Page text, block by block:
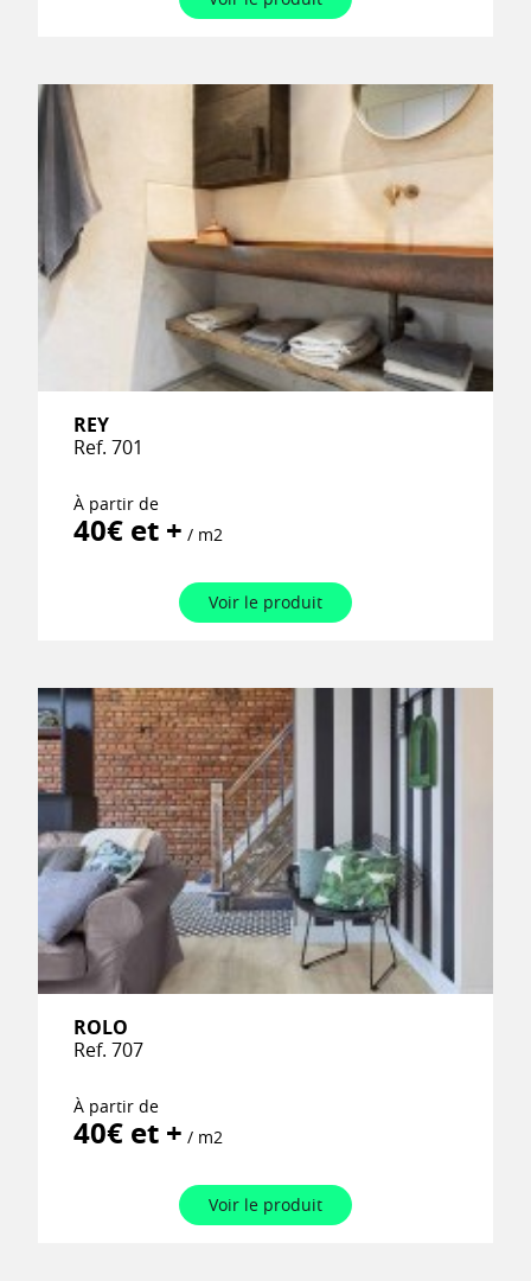
REY
Ref. 701
À partir de
40€ et + / m2
Voir le produit
ROLO
Ref. 707
À partir de
40€ et + / m2
Voir le produit